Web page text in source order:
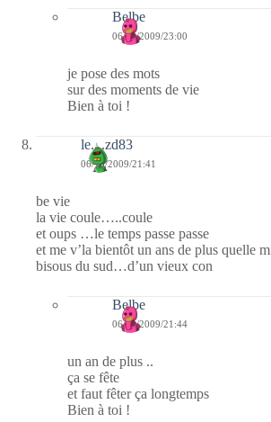
Belbe
06/10/2009/23:00
je pose des mots
sur des moments de vie
Bien à toi !
le....zd83
06/10/2009/21:41
be vie
la vie coule…..coule
et oups …le temps passe passe
et me v’la bientôt un ans de plus quelle
bisous du sud…d’un vieux con
Belbe
06/10/2009/21:44
un an de plus ..
ça se fête
et faut fêter ça longtemps
Bien à toi !